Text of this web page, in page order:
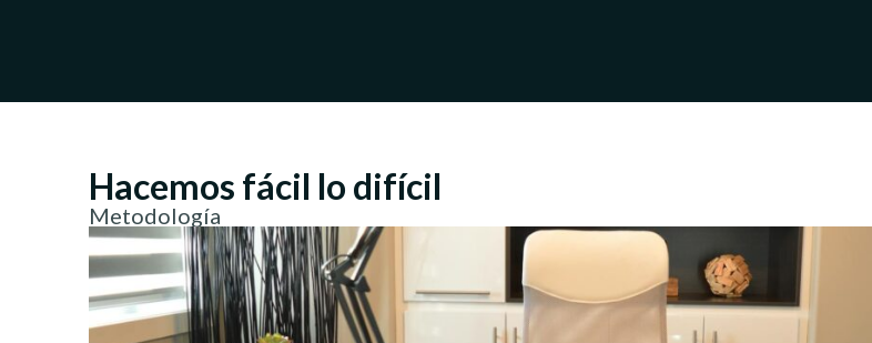
Hacemos fácil lo difícil
Metodología